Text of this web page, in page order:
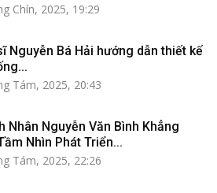
Chín, 2025, 19:29
Nguyễn Bá Hải hướng dẫn thiết kế
Tám, 2025, 20:43
Nhân Nguyễn Văn Bình Khẳng
Nhìn Phát Triển...
Tám, 2025, 22:26